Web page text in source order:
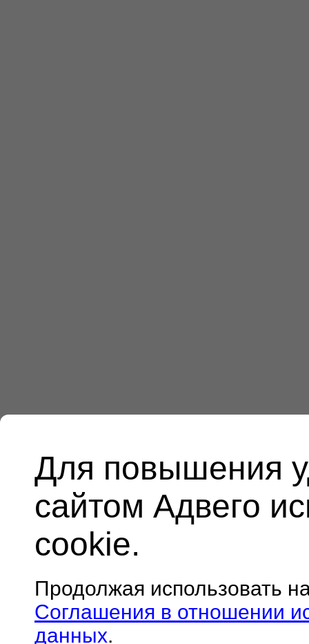
Для повышения
сайтом Адвего
cookie.
Продолжая использовать
Соглашения в отношении
данных.